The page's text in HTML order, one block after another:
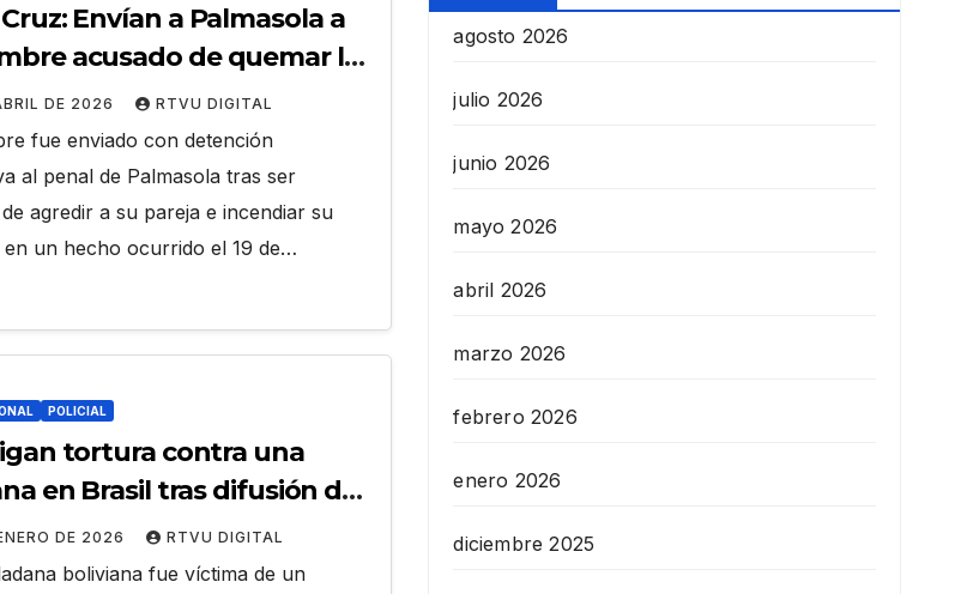
Envían a Palmasola a
acusado de quemar la
de su pareja en Yapacaní
DE 2026 RTVU DIGITAL
fue enviado con detención
al penal de Palmasola tras ser
agredir a su pareja e incendiar su
en un hecho ocurrido el 19 de…
POLICIAL
tortura contra una
en Brasil tras difusión de
DE 2026 RTVU DIGITAL
boliviana fue víctima de un
agosto 2026
julio 2026
junio 2026
mayo 2026
abril 2026
marzo 2026
febrero 2026
enero 2026
diciembre 2025